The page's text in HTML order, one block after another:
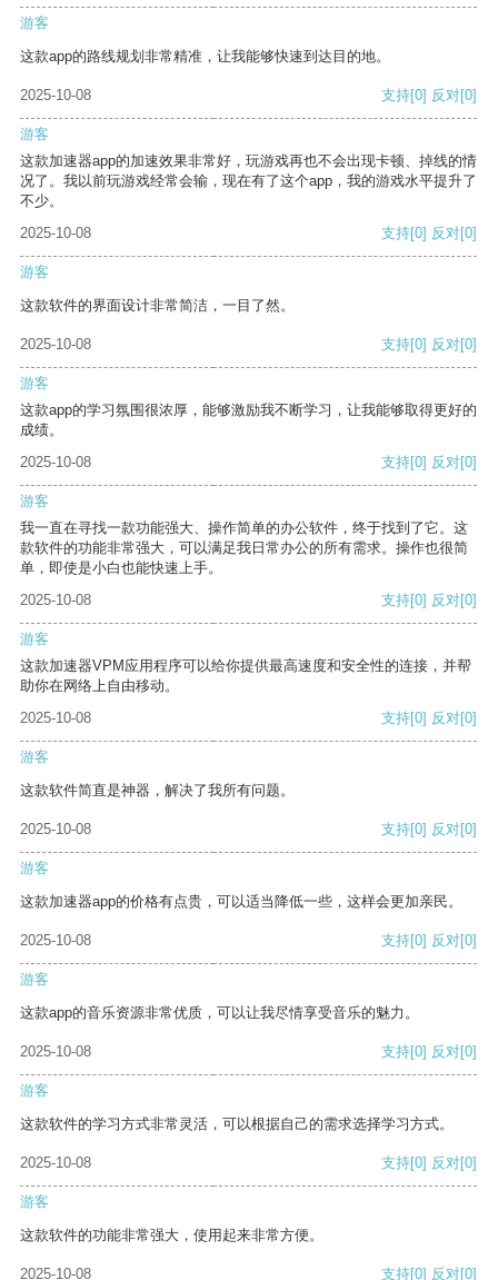
游客
这款app的路线规划非常精准，让我能够快速到达目的地。
2025-10-08 支持[0] 反对[0]
游客
这款加速器app的加速效果非常好，玩游戏再也不会出现卡顿、掉线的情
况了。我以前玩游戏经常会输，现在有了这个app，我的游戏水平提升了
不少。
2025-10-08
支持[0] 反对[0]
游客
这款软件的界面设计非常简洁，一目了然。
2025-10-08 支持[0] 反对[0]
游客
这款app的学习氛围很浓厚，能够激励我不断学习，让我能够取得更好的
成绩。
2025-10-08
支持[0] 反对[0]
游客
我一直在寻找一款功能强大、操作简单的办公软件，终于找到了它。这
款软件的功能非常强大，可以满足我日常办公的所有需求。操作也很简
单，即使是小白也能快速上手。
2025-10-08
支持[0] 反对[0]
游客
这款加速器VPM应用程序可以给你提供最高速度和安全性的连接，并帮
助你在网络上自由移动。
2025-10-08
支持[0] 反对[0]
游客
这款软件简直是神器，解决了我所有问题。
2025-10-08 支持[0] 反对[0]
游客
这款加速器app的价格有点贵，可以适当降低一些，这样会更加亲民。
2025-10-08 支持[0] 反对[0]
游客
这款app的音乐资源非常优质，可以让我尽情享受音乐的魅力。
2025-10-08 支持[0] 反对[0]
游客
这款软件的学习方式非常灵活，可以根据自己的需求选择学习方式。
2025-10-08 支持[0] 反对[0]
游客
这款软件的功能非常强大，使用起来非常方便。
2025-10-08 支持[0] 反对[0]